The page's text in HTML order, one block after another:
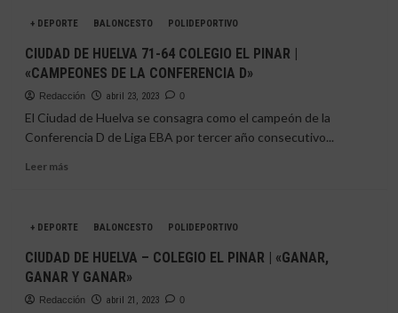
SEDE
LA
FASE
FINAL
DE
LIGA
EBA
+ DEPORTE BALONCESTO POLIDEPORTIVO
CIUDAD DE HUELVA 71-64 COLEGIO EL PINAR |
«CAMPEONES DE LA CONFERENCIA D»
Redacción abril 23, 2023 0
El Ciudad de Huelva se consagra como el campeón de la
Conferencia D de Liga EBA por tercer año consecutivo...
Leer másLeer
DE
71-
64
COLEGIO
+ DEPORTE BALONCESTO POLIDEPORTIVO
CIUDAD DE HUELVA – COLEGIO EL PINAR | «GANAR,
GANAR Y GANAR»
Redacción abril 21, 2023 0